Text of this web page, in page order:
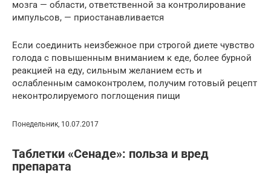
мозга — области, ответственной за контролирование
импульсов, — приостанавливается
Если соединить неизбежное при строгой диете чувство
голода с повышенным вниманием к еде, более бурной
реакцией на еду, сильным желанием есть и
ослабленным самоконтролем, получим готовый рецепт
неконтролируемого поглощения пищи
Понедельник, 10.07.2017
Таблетки «Сенаде»: польза и вред
препарата